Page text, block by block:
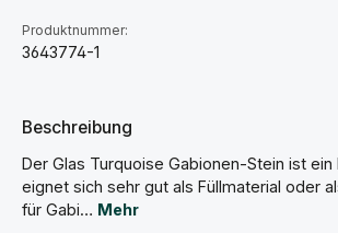
Produktnummer:
3643774-1
Beschreibung
Der Glas Turquoise Gabionen-Stein ist ein
eignet sich sehr gut als Füllmaterial oder
für Gabi… Mehr